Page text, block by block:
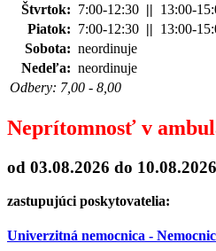
Štvrtok: 7:00-12:30 || 13:00-
Piatok: 7:00-12:30 || 13:00-
Sobota: neordinuje
Nedeľa: neordinuje
Odbery: 7,00 - 8,00
Neprítomnosť v
od 03.08.2026 do 10.08.2026
zastupujúci poskytovatelia:
Univerzitná nemocnica -